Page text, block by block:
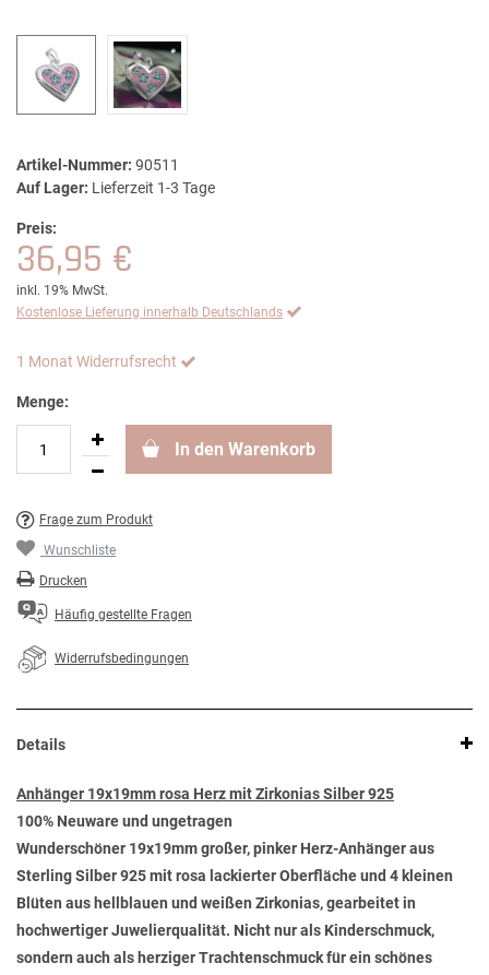
Artikel-Nummer: 90511
Auf Lager: Lieferzeit 1-3 Tage
Preis:
36,95 €
inkl. 19% MwSt.
Kostenlose Lieferung innerhalb Deutschlands
1 Monat Widerrufsrecht
Menge:
In den Warenkorb
Frage zum Produkt
Wunschliste
Drucken
Häufig gestellte Fragen
Widerrufsbedingungen
Details
Anhänger 19x19mm rosa Herz mit Zirkonias Silber 925
100% Neuware und ungetragen
Wunderschöner 19x19mm großer, pinker Herz-Anhänger aus
Sterling Silber 925 mit rosa lackierter Oberfläche und 4 kleinen
Blüten aus hellblauen und weißen Zirkonias, gearbeitet in
hochwertiger Juwelierqualität. Nicht nur als Kinderschmuck,
sondern auch als herziger Trachtenschmuck für ein schönes